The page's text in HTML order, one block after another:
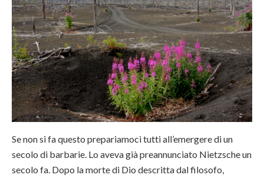
Se non si fa questo prepariamoci tutti all’emergere di un
secolo di barbarie. Lo aveva già preannunciato Nietzsche un
secolo fa. Dopo la morte di Dio descritta dal filosofo,